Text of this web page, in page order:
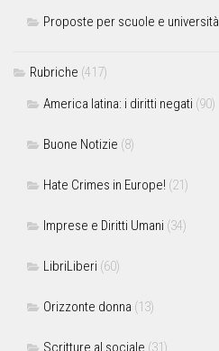
Proposte per scuole e università
Rubriche (417)
America latina: i diritti negati (90)
Buone Notizie (8)
Hate Crimes in Europe! (21)
Imprese e Diritti Umani (34)
LibriLiberi (60)
Orizzonte donna (13)
Scritture al sociale (31)